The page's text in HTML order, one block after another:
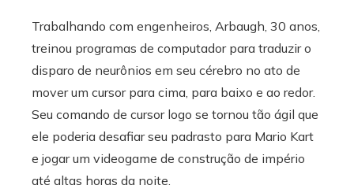
Trabalhando com engenheiros, Arbaugh, 30 anos,
treinou programas de computador para traduzir o
disparo de neurônios em seu cérebro no ato de
mover um cursor para cima, para baixo e ao redor.
Seu comando de cursor logo se tornou tão ágil que
ele poderia desafiar seu padrasto para Mario Kart
e jogar um videogame de construção de império
até altas horas da noite.